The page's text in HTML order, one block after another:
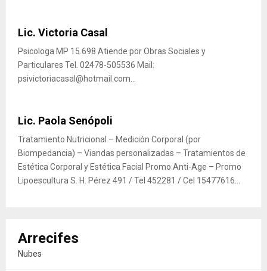
Lic. Victoria Casal
Psicologa MP 15.698 Atiende por Obras Sociales y
Particulares Tel. 02478-505536 Mail:
psivictoriacasal@hotmail.com...
Lic. Paola Senópoli
Tratamiento Nutricional – Medición Corporal (por
Biompedancia) – Viandas personalizadas – Tratamientos de
Estética Corporal y Estética Facial Promo Anti-Age – Promo
Lipoescultura S. H. Pérez 491 / Tel 452281 / Cel 15477616...
Arrecifes
Nubes